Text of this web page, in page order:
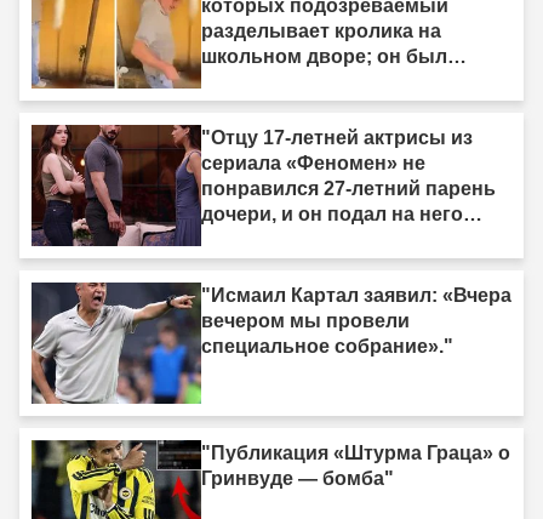
которых подозреваемый
разделывает кролика на
школьном дворе; он был
"Отцу 17-летней актрисы из
сериала «Феномен» не
понравился 27-летний парень
дочери, и он подал на него
"Исмаил Картал заявил: «Вчера
вечером мы провели
специальное собрание»."
"Публикация «Штурма Граца» о
Гринвуде — бомба"